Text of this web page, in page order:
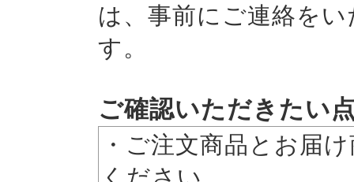
は、事前にご連絡を
す。
ご確認いただきたい
・ご注文商品とお届